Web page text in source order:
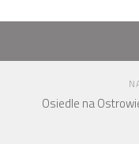
Osiedle na